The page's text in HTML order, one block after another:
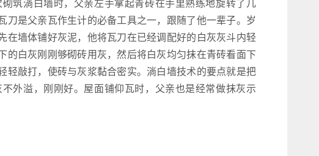
是父亲瓦作生计的必备工具之一，跟随了他一辈子。岁
墙体铺好灰泥，他将瓦刀在已经调配好的白灰灰斗内轻
白灰刚刚够砌砖用灰，然后将白灰均匀抹在青砖看面下
敲打，使砖与灰浆黏合密实。淌白墙技术的要点就是把
外溢，刚刚好。屋面铺仰瓦时，父亲也是经常做抹灰示